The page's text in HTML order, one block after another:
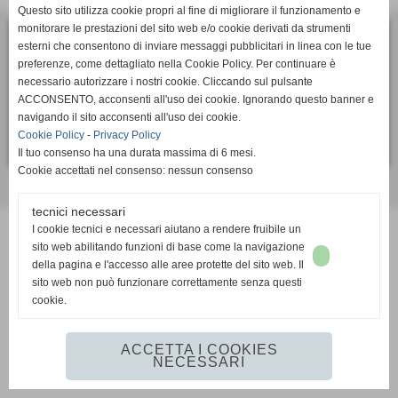
ASD Calcio Femminile SUPERBA
via Bartolomeo Bianco 6, 16127 - Genova (GE)
P.I. 01405910991
Tel. 010 2391106
segreteria.sportiva@superbacalcio.it
Questo sito utilizza cookie propri al fine di migliorare il funzionamento e
monitorare le prestazioni del sito web e/o cookie derivati da strumenti
esterni che consentono di inviare messaggi pubblicitari in linea con le tue
preferenze, come dettagliato nella Cookie Policy. Per continuare è
necessario autorizzare i nostri cookie. Cliccando sul pulsante
ACCONSENTO, acconsenti all'uso dei cookie. Ignorando questo banner e
navigando il sito acconsenti all'uso dei cookie.
Cookie Policy - Privacy Policy
Il tuo consenso ha una durata massima di 6 mesi.
Cookie accettati nel consenso: nessun consenso
tecnici necessari
I cookie tecnici e necessari aiutano a rendere fruibile un
sito web abilitando funzioni di base come la navigazione
della pagina e l'accesso alle aree protette del sito web. Il
sito web non può funzionare correttamente senza questi
cookie.
ACCETTA I COOKIES
NECESSARI